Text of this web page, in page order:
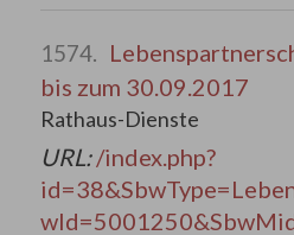
1574.
bis zum 30.09.2017
Rathaus-Dienste
URL:/index.php?